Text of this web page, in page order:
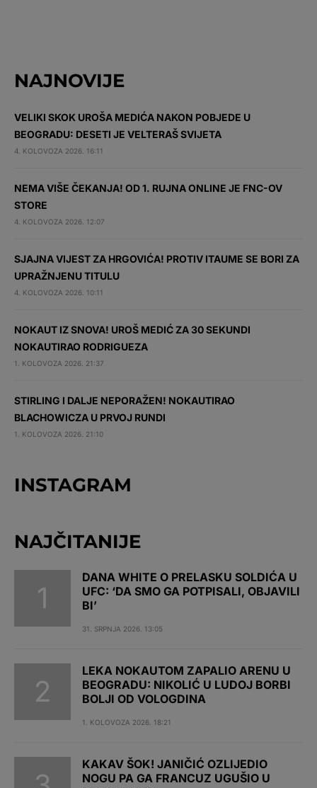
NAJNOVIJE
VELIKI SKOK UROŠA MEDIĆA NAKON POBJEDE U
BEOGRADU: DESETI JE VELTERAŠ SVIJETA
4. KOLOVOZA 2026. 16:11
NEMA VIŠE ČEKANJA! OD 1. RUJNA ONLINE JE FNC-OV
STORE
4. KOLOVOZA 2026. 12:07
SJAJNA VIJEST ZA HRGOVIĆA! PROTIV ITAUME SE BORI ZA
UPRAŽNJENU TITULU
4. KOLOVOZA 2026. 10:11
NOKAUT IZ SNOVA! UROŠ MEDIĆ ZA 30 SEKUNDI
NOKAUTIRAO RODRIGUEZA
1. KOLOVOZA 2026. 21:37
STIRLING I DALJE NEPORAŽEN! NOKAUTIRAO
BLACHOWICZA U PRVOJ RUNDI
1. KOLOVOZA 2026. 21:10
INSTAGRAM
NAJČITANIJE
DANA WHITE O PRELASKU SOLDIĆA U
UFC: ‘DA SMO GA POTPISALI, OBJAVILI
BI’
31. SRPNJA 2026. 13:05
LEKA NOKAUTOM ZAPALIO ARENU U
BEOGRADU: NIKOLIĆ U LUDOJ BORBI
BOLJI OD VOLOGDINA
1. KOLOVOZA 2026. 18:21
KAKAV ŠOK! JANIČIĆ OZLIJEDIO
NOGU PA GA FRANCUZ UGUŠIO U